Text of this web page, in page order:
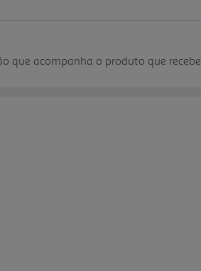
que acompanha o produto que recebe.